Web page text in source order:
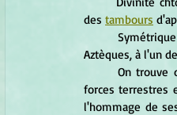
des tambours
Symétrique
Aztèques, à l'un
On trouve
forces terrestres
l'hommage de